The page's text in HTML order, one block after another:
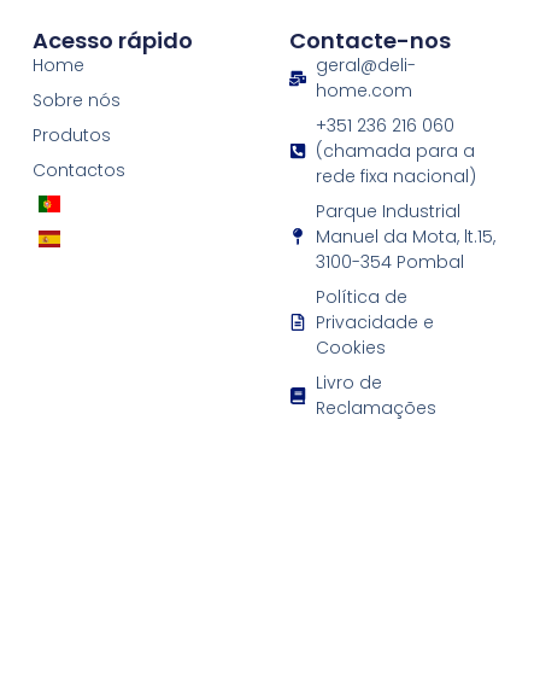
Acesso rápido
Home
Sobre nós
Produtos
Contactos
Contacte-nos
geral@deli-
home.com
+351 236 216 060
(chamada para a
rede fixa nacional)
Parque Industrial
Manuel da Mota, lt.15,
3100-354 Pombal
Política de
Privacidade e
Cookies
Livro de
Reclamações